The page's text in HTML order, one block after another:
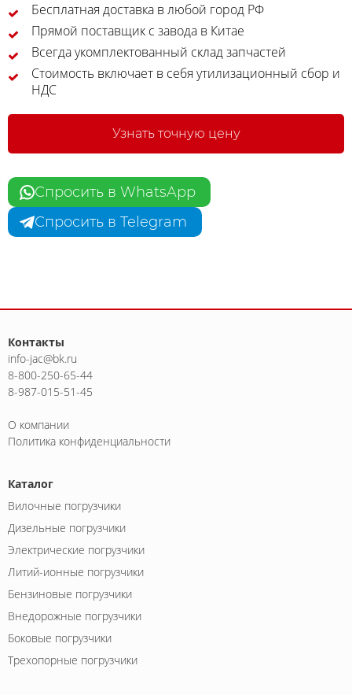
Бесплатная доставка в любой город РФ
Прямой поставщик с завода в Китае
Всегда укомплектованный склад запчастей
Стоимость включает в себя утилизационный сбор и
НДС
Узнать точную цену
Спросить в WhatsApp
Спросить в Telegram
Контакты
info-jac@bk.ru
8-800-250-65-44
8-987-015-51-45
О компании
Политика конфиденциальности
Каталог
Вилочные погрузчики
Дизельные погрузчики
Электрические погрузчики
Литий-ионные погрузчики
Бензиновые погрузчики
Внедорожные погрузчики
Боковые погрузчики
Трехопорные погрузчики